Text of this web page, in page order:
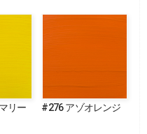
リー
#276 アゾオレンジ